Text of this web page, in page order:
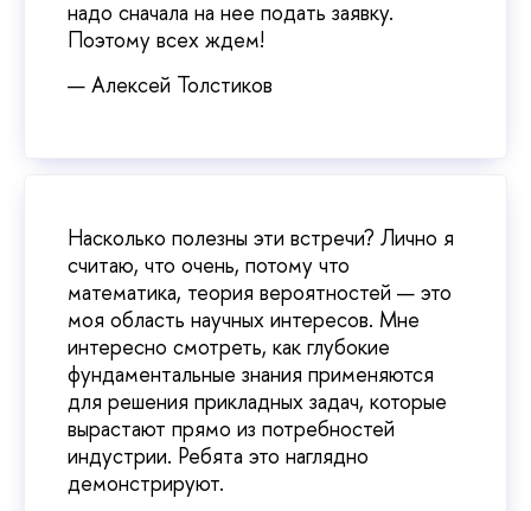
надо сначала на нее подать заявку.
Поэтому всех ждем!
— Алексей Толстиков
Насколько полезны эти встречи? Лично я
считаю, что очень, потому что
математика, теория вероятностей — это
моя область научных интересов. Мне
интересно смотреть, как глубокие
фундаментальные знания применяются
для решения прикладных задач, которые
вырастают прямо из потребностей
индустрии. Ребята это наглядно
демонстрируют.